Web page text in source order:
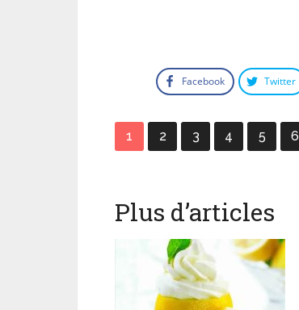
Facebook Twitter
1 2 3 4 5 6
Plus d’articles